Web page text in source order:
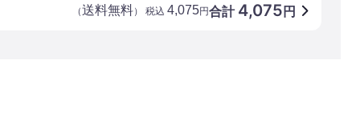
合計 4,075 円
（送料無料） 税込 4,075円